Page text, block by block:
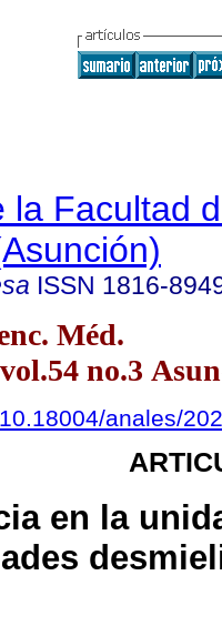
la Facultad
ISSN 1816-
Méd.
no.3
anales/
en la